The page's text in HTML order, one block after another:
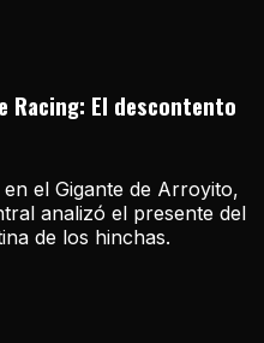
El descontento
el Gigante de Arroyito,
analizó el presente del
de los hinchas.